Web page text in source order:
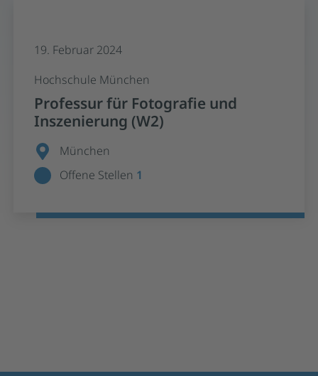
19. Februar 2024
Hochschule München
Professur für Fotografie und
Inszenierung (W2)
München
Offene Stellen 1